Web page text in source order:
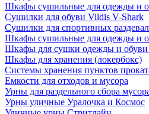
Шкафы сушильные для одежды и
Сушилки для обуви Vildis V-Shark
Сушилки для спортивных
Шкафы сушильные для одежды и
Шкафы для сушки одежды и
Шкафы для хранения (локербокс)
Системы хранения пунктов
Емкости для отходов и мусора
Урны для раздельного сбора
Урны уличные Уралочка и Космос